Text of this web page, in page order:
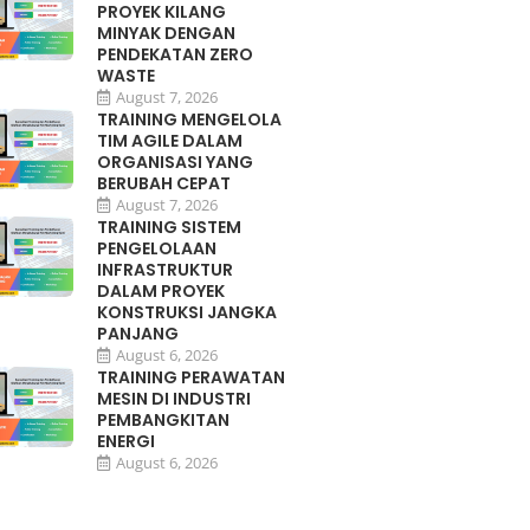
PROYEK KILANG
MINYAK DENGAN
PENDEKATAN ZERO
WASTE
August 7, 2026
TRAINING MENGELOLA
TIM AGILE DALAM
ORGANISASI YANG
BERUBAH CEPAT
August 7, 2026
TRAINING SISTEM
PENGELOLAAN
INFRASTRUKTUR
DALAM PROYEK
KONSTRUKSI JANGKA
PANJANG
August 6, 2026
TRAINING PERAWATAN
MESIN DI INDUSTRI
PEMBANGKITAN
ENERGI
August 6, 2026